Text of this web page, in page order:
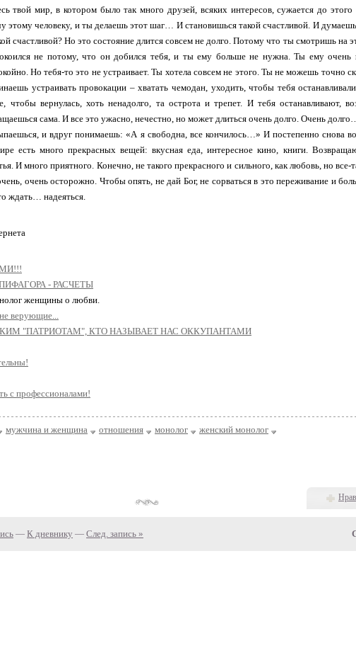
твой мир, в котором было так много друзей, всяких интересов, сужается до этого
этому человеку, и ты делаешь этот шаг… И становишься такой счастливой. И
счастливой? Но это состояние длится совсем не долго. Потому что ты смотришь на
не потому, что он добился тебя, и ты ему больше не нужна. Ты ему
Но тебя-то это не устраивает. Ты хотела совсем не этого. Ты не можешь точно
устраивать провокации – хватать чемодан, уходить, чтобы тебя
чтобы вернулась, хоть ненадолго, та острота и трепет. И тебя останавливают,
сама. И все это ужасно, нечестно, но может длиться очень долго. Очень
и вдруг понимаешь: «А я свободна, все кончилось…» И постепенно снова
есть много прекрасных вещей: вкусная еда, интересное кино, книги.
И много приятного. Конечно, не такого прекрасного и сильного, как любовь, но
очень осторожно. Чтобы опять, не дай Бог, не сорваться в это переживание и
ждать… надеяться.
- РАСЧЕТЫ
женщины о любви.
верующие...
"ПАТРИОТАМ", КТО НАЗЫВАЕТ НАС ОККУПАНТАМИ
с профессионалами!
мужчина и женщина отношения монолог женский монолог
— К дневнику — След. запись »